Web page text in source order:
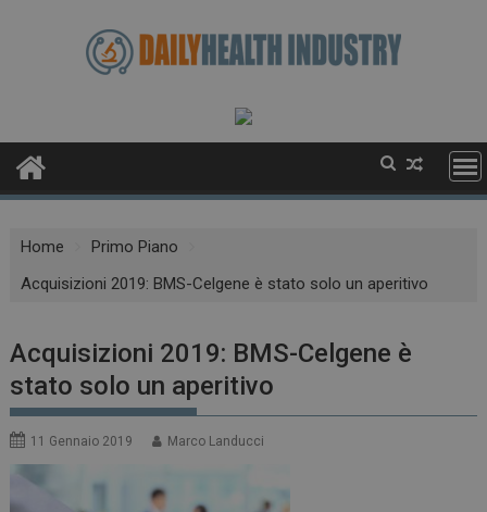
Home
Primo Piano
Acquisizioni 2019: BMS-Celgene è stato solo un aperitivo
Acquisizioni 2019: BMS-Celgene è
stato solo un aperitivo
11 Gennaio 2019 Marco Landucci